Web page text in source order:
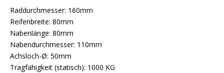
Raddurchmesser: 160mm
Reifenbreite: 80mm
Nabenlänge: 80mm
Nabendurchmesser: 110mm
Achsloch-Ø: 50mm
Tragfähigkeit (statisch): 1000 KG